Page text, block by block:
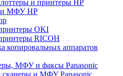
и принтеры HP
и МФУ HP
OKI
RICOH
копировальных аппаратов
МФУ и факсы Panasonic
сканеры и МФУ Panasonic